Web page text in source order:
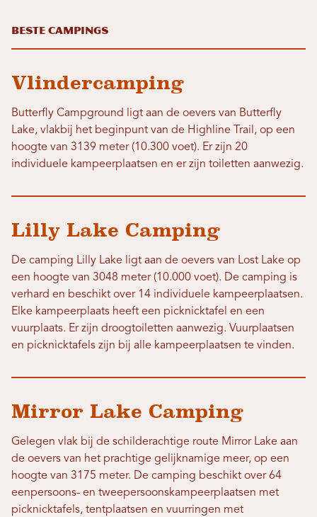
Beste campings
Vlindercamping
Butterfly Campground ligt aan de oevers van Butterfly
Lake, vlakbij het beginpunt van de Highline Trail, op een
hoogte van 3139 meter (10.300 voet). Er zijn 20
individuele kampeerplaatsen en er zijn toiletten aanwezig.
Lilly Lake Camping
De camping Lilly Lake ligt aan de oevers van Lost Lake op
een hoogte van 3048 meter (10.000 voet). De camping is
verhard en beschikt over 14 individuele kampeerplaatsen.
Elke kampeerplaats heeft een picknicktafel en een
vuurplaats. Er zijn droogtoiletten aanwezig. Vuurplaatsen
en picknicktafels zijn bij alle kampeerplaatsen te vinden.
Mirror Lake Camping
Gelegen vlak bij de schilderachtige route Mirror Lake aan
de oevers van het prachtige gelijknamige meer, op een
hoogte van 3175 meter. De camping beschikt over 64
eenpersoons- en tweepersoonskampeerplaatsen met
picknicktafels, tentplaatsen en vuurringen met